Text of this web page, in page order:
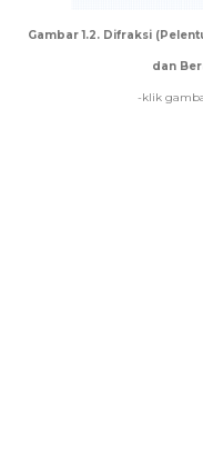
Gambar 1.2. Difraksi
dan
-klik